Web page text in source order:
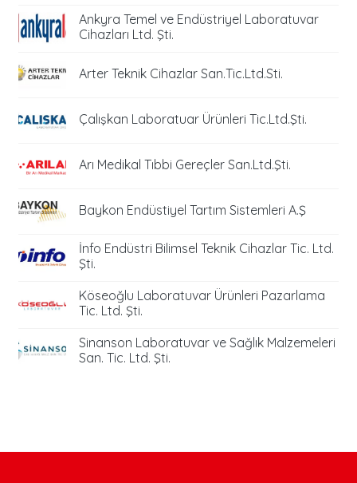
Ankyra Temel ve Endüstriyel Laboratuvar
Cihazları Ltd. Şti.
Arter Teknik Cihazlar San.Tic.Ltd.Sti.
Çalışkan Laboratuar Ürünleri Tic.Ltd.Şti.
Arı Medikal Tıbbi Gereçler San.Ltd.Şti.
Baykon Endüstiyel Tartım Sistemleri A.Ş
İnfo Endüstri Bilimsel Teknik Cihazlar Tic. Ltd.
Şti.
Köseoğlu Laboratuvar Ürünleri Pazarlama
Tic. Ltd. Şti.
Sinanson Laboratuvar ve Sağlık Malzemeleri
San. Tic. Ltd. Şti.